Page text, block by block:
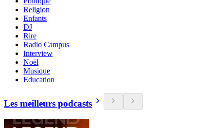
Religion
Enfants
DJ
Rire
Radio Campus
Interview
Noël
Musique
Education
Les meilleurs podcasts